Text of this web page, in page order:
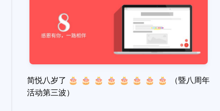
简悦八岁了 🎂 🎂 🎂 🎂 🎂 🎂 🎂 🎂
（暨八周年
活动第三波）